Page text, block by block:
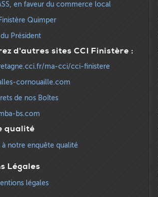
en faveur du commerce local
Quimper
Président
d'autres sites CCI Finistère :
ma-cci/cci-finistere
cornouaille.com
de nos Boîtes
bs.com
qualité
à notre enquête qualité
Légales
légales